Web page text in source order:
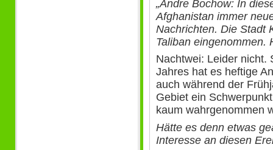
„Andre Bochow: In
Afghanistan immer
Nachrichten. Die Stadt
Taliban eingenommen.
Nachtwei: Leider nicht.
Jahres hat es heftige
auch während der
Gebiet ein
kaum wahrgenommen
Hätte es denn etwas
Interesse an diesen